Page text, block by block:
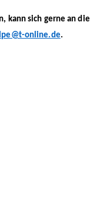
kann sich gerne an die
online.de.